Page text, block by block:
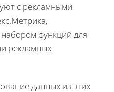
с рекламными
функций для
рекламных
данных из этих